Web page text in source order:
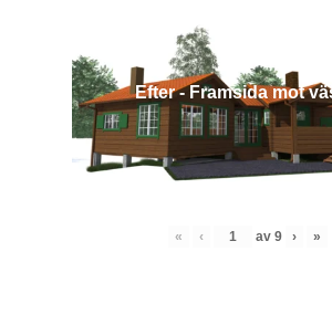
Efter - Framsida mot
« ‹ av 9 › »